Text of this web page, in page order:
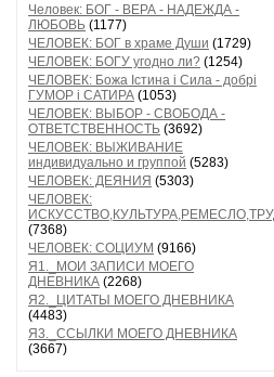
Человек: БОГ - ВЕРА - НАДЕЖДА -
ЛЮБОВЬ (1177)
ЧЕЛОВЕК: БОГ в храме Души (1729)
ЧЕЛОВЕК: БОГУ угодно ли? (1254)
ЧЕЛОВЕК: Божа Істина і Сила - добрі
ГУМОР і САТИРА (1053)
ЧЕЛОВЕК: ВЫБОР - СВОБОДА -
ОТВЕТСТВЕННОСТЬ (3692)
ЧЕЛОВЕК: ВЫЖИВАНИЕ
индивидуально и группой (5283)
ЧЕЛОВЕК: ДЕЯНИЯ (5303)
ЧЕЛОВЕК:
(7368)
ЧЕЛОВЕК: СОЦИУМ (9166)
Я1._МОИ ЗАПИСИ МОЕГО
ДНЕВНИКА (2268)
Я2._ЦИТАТЫ МОЕГО ДНЕВНИКА
(4483)
Я3._ССЫЛКИ МОЕГО ДНЕВНИКА
(3667)